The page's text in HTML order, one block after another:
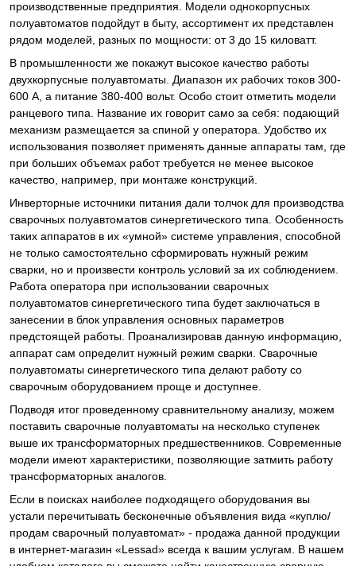
производственные предприятия. Модели однокорпусных
полуавтоматов подойдут в быту, ассортимент их представлен
рядом моделей, разных по мощности: от 3 до 15 киловатт.
В промышленности же покажут высокое качество работы
двухкорпусные полуавтоматы. Диапазон их рабочих токов 300-
600 А, а питание 380-400 вольт. Особо стоит отметить модели
ранцевого типа. Название их говорит само за себя: подающий
механизм размещается за спиной у оператора. Удобство их
использования позволяет применять данные аппараты там, где
при больших объемах работ требуется не менее высокое
качество, например, при монтаже конструкций.
Инверторные источники питания дали толчок для производства
сварочных полуавтоматов синергетического типа. Особенность
таких аппаратов в их «умной» системе управления, способной
не только самостоятельно сформировать нужный режим
сварки, но и произвести контроль условий за их соблюдением.
Работа оператора при использовании сварочных
полуавтоматов синергетического типа будет заключаться в
занесении в блок управления основных параметров
предстоящей работы. Проанализировав данную информацию,
аппарат сам определит нужный режим сварки. Сварочные
полуавтоматы синергетического типа делают работу со
сварочным оборудованием проще и доступнее.
Подводя итог проведенному сравнительному анализу, можем
поставить сварочные полуавтоматы на несколько ступенек
выше их трансформаторных предшественников. Современные
модели имеют характеристики, позволяющие затмить работу
трансформаторных аналогов.
Если в поисках наиболее подходящего оборудования вы
устали перечитывать бесконечные объявления вида «куплю/
продам сварочный полуавтомат» - продажа данной продукции
в интернет-магазин «Lessad» всегда к вашим услугам. В нашем